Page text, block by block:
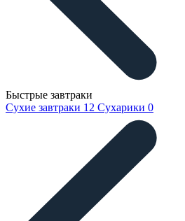
Быстрые завтраки
Сухие завтраки 12 Сухарики 0